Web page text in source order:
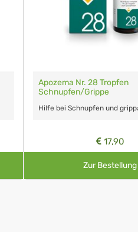
Apozema Nr. 28 Tropfen
Schnupfen/Grippe
Hilfe bei Schnupfen und
17,90
Zur Bestellung